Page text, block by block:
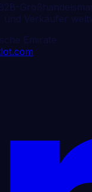
Verkäufer
Emirate